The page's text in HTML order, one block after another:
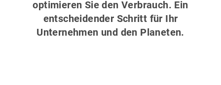
optimieren Sie den Verbrauch. Ein
entscheidender Schritt für Ihr
Unternehmen und den Planeten.